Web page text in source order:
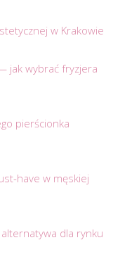
w Krakowie
jak wybrać fryzjera
pierścionka
have w męskiej
dla rynku